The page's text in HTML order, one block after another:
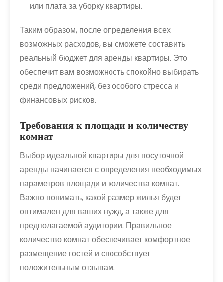
или плата за уборку квартиры.
Таким образом, после определения всех
возможных расходов, вы сможете составить
реальный бюджет для аренды квартиры. Это
обеспечит вам возможность спокойно выбирать
среди предложений, без особого стресса и
финансовых рисков.
Требования к площади и количеству
комнат
Выбор идеальной квартиры для посуточной
аренды начинается с определения необходимых
параметров площади и количества комнат.
Важно понимать, какой размер жилья будет
оптимален для ваших нужд, а также для
предполагаемой аудитории. Правильное
количество комнат обеспечивает комфортное
размещение гостей и способствует
положительным отзывам.